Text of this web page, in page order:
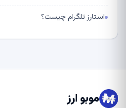
استارز تلگرام چیست؟
موبو ارز